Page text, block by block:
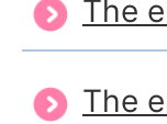
The
The